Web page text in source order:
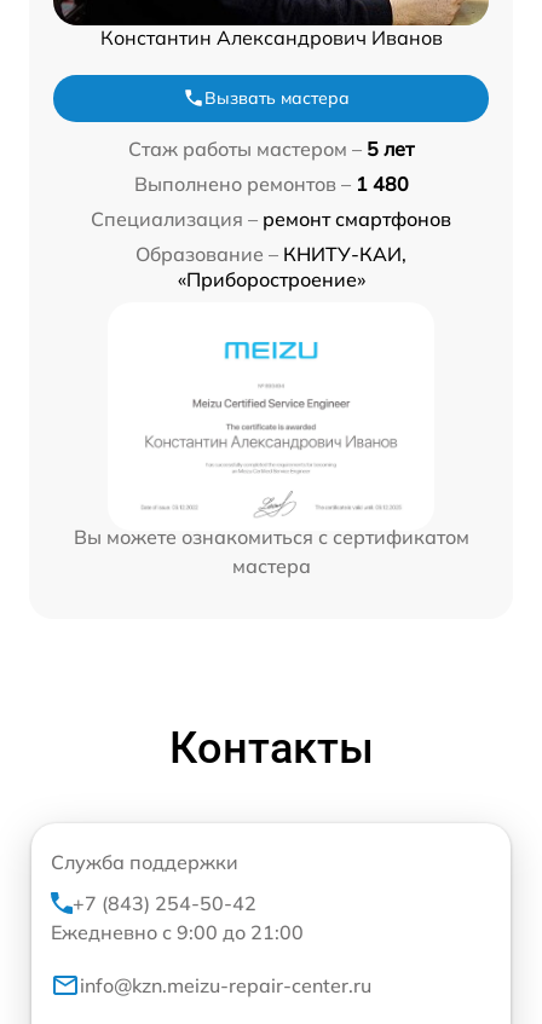
Константин Александрович Иванов
Вызвать мастера
Стаж работы мастером – 5 лет
Выполнено ремонтов – 1 480
Специализация – ремонт смартфонов
Образование – КНИТУ-КАИ,
«Приборостроение»
Вы можете ознакомиться с сертификатом
мастера
Контакты
Служба поддержки
+7 (843) 254-50-42
Ежедневно с 9:00 до 21:00
info@kzn.meizu-repair-center.ru